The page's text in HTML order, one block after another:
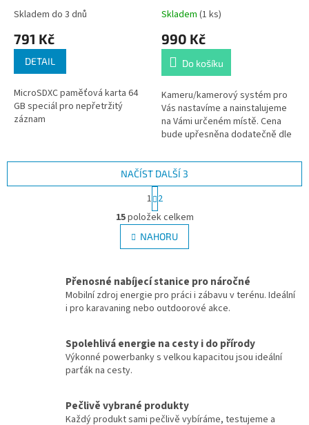
Skladem do 3 dnů
791 Kč
DETAIL
MicroSDXC paměťová karta 64
GB speciál pro nepřetržitý
záznam
Skladem (1 ks)
990 Kč
Do košíku
Kameru/kamerový systém pro
Vás nastavíme a nainstalujeme
na Vámi určeném místě. Cena
bude upřesněna dodatečně dle
montáže.
O
v
l
á
a
c
í
p
v
k
p
i
NAČÍST DALŠÍ 3
t
r
á
n
k
á
n
í
1 2
15položek celkem
NAHORU
Přenosné nabíjecí stanice pro náročné
Mobilní zdroj energie pro práci i zábavu v terénu. Ideální
i pro karavaning nebo outdoorové akce.
Spolehlivá energie na cesty i do přírody
Výkonné powerbanky s velkou kapacitou jsou ideální
parťák na cesty.
Pečlivě vybrané produkty
Každý produkt sami pečlivě vybíráme, testujeme a